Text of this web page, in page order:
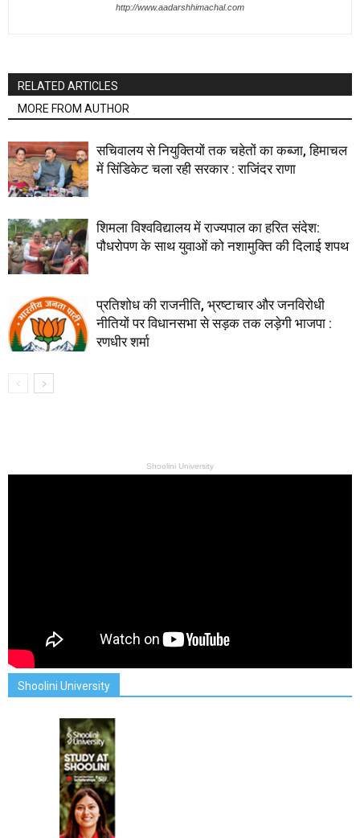
http://www.aadarshhimachal.com
RELATED ARTICLES
MORE FROM AUTHOR
सचिवालय से नियुक्तियों तक चहेतों का कब्जा, हिमाचल
में सिंडिकेट चला रही सरकार : राजिंदर राणा
शिमला विश्वविद्यालय में राज्यपाल का हरित संदेश:
पौधरोपण के साथ युवाओं को नशामुक्ति की दिलाई शपथ
प्रतिशोध की राजनीति, भ्रष्टाचार और जनविरोधी
नीतियों पर विधानसभा से सड़क तक लड़ेगी भाजपा :
रणधीर शर्मा
Shoolini University
Shoolini University